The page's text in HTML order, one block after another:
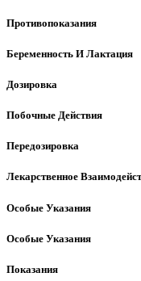
Противопоказания
Беременность И Лактация
Дозировка
Побочные Действия
Передозировка
Лекарственное
Особые Указания
Особые Указания
Показания